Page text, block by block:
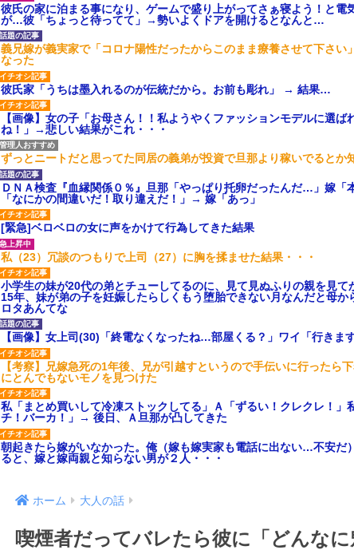
彼氏の家に泊まる事になり、ゲームで盛り上がってさぁ寝よう！と電
が…彼「ちょっと待ってて」→勢いよくドアを開けるとなんと…
義兄嫁が義実家で「コロナ陽性だったからこのまま療養させて下さい
なった
彼氏家「うちは墨入れるのが伝統だから。お前も彫れ」 → 結果…
【画像】女の子「お母さん！！私ようやくファッションモデルに選ば
ね！」→悲しい結果がこれ・・・
ずっとニートだと思ってた同居の義弟が投資で旦那より稼いでるとか
ＤＮＡ検査『血縁関係０％』旦那「やっぱり托卵だったんだ…」嫁「
「なにかの間違いだ！取り違えだ！」→ 嫁「あっ」
[緊急]ベロベロの女に声をかけて行為してきた結果
私（23）冗談のつもりで上司（27）に胸を揉ませた結果・・・
小学生の妹が20代の弟とチューしてるのに、見て見ぬふりの親を見て
15年、妹が弟の子を妊娠したらしくもう堕胎できない月なんだと母
ロタあんてな
【画像】女上司(30)「終電なくなったね…部屋くる？」ワイ「行きます
【考察】兄嫁急死の1年後、兄が引越すというので手伝いに行ったら
にとんでもないモノを見つけた
私「まとめ買いして冷凍ストックしてる」Ａ「ずるい！クレクレ！」
チ！バーカ！」→ 後日、Ａ旦那が凸してきた
朝起きたら嫁がいなかった。俺（嫁も嫁実家も電話に出ない…不安
ると、嫁と嫁両親と知らない男が２人・・・
ホーム 大人の話
喫煙者だってバレたら彼に「どんなに